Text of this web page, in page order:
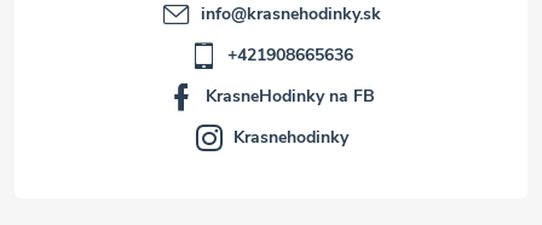
info@krasnehodinky.sk
+421908665636
KrasneHodinky na FB
Krasnehodinky